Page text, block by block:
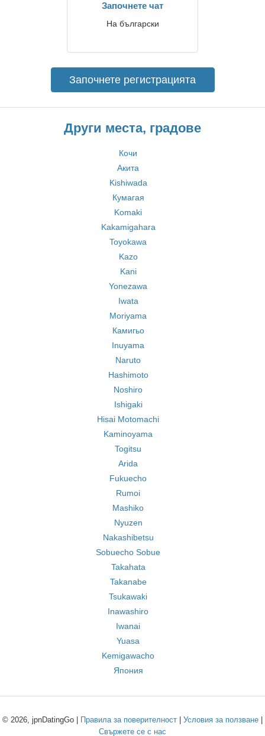
Започнете чат
На български
Започнете регистрацията
Други места, градове
Кочи
Акита
Kishiwada
Кумагая
Komaki
Kakamigahara
Toyokawa
Kazo
Kani
Yonezawa
Iwata
Moriyama
Камигьо
Inuyama
Naruto
Hashimoto
Noshiro
Ishigaki
Hisai Motomachi
Kaminoyama
Togitsu
Arida
Fukuecho
Rumoi
Mashiko
Nyuzen
Nakashibetsu
Sobuecho Sobue
Takahata
Takanabe
Tsukawaki
Inawashiro
Iwanai
Yuasa
Kemigawacho
Япония
© 2026, jpnDatingGo | Правила за поверителност Условия за ползване
Свържете се с нас